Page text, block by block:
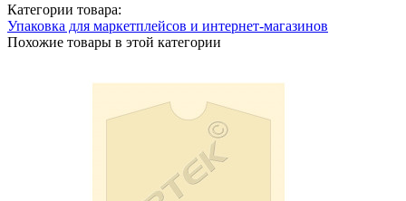
Категории товара:
Упаковка для маркетплейсов и интернет-магазинов
Похожие товары в этой категории